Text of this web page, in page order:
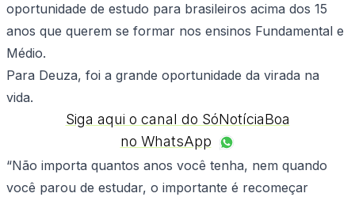
oportunidade de estudo para brasileiros acima dos 15
anos que querem se formar nos ensinos Fundamental e
Médio.
Para Deuza, foi a grande oportunidade da virada na
vida.
Siga aqui o canal do SóNotíciaBoa
no WhatsApp
“Não importa quantos anos você tenha, nem quando
você parou de estudar, o importante é recomeçar